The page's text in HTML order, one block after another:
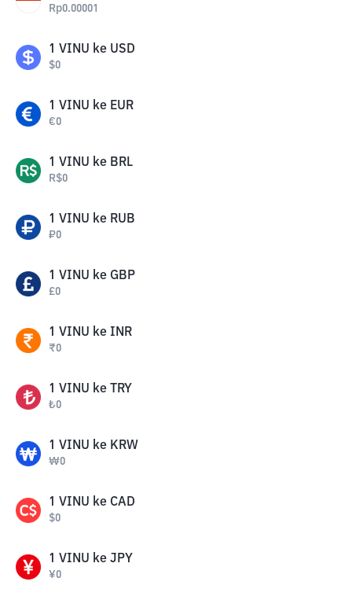
Rp0.00001
1 VINU ke USD
$0
1 VINU ke EUR
€0
1 VINU ke BRL
R$0
1 VINU ke RUB
₽0
1 VINU ke GBP
£0
1 VINU ke INR
₹0
1 VINU ke TRY
₺0
1 VINU ke KRW
₩0
1 VINU ke CAD
$0
1 VINU ke JPY
¥0